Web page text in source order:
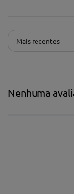
Pontuação*
Mais recentes
Nenhuma